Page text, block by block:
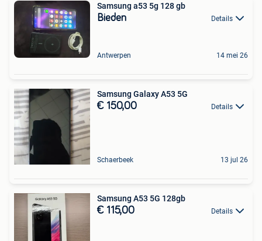
Samsung a53 5g 128 gb
Bieden Details
Antwerpen 14 mei 26
Samsung Galaxy A53 5G
€ 150,00 Details
Schaerbeek 13 jul 26
Samsung A53 5G 128gb
€ 115,00 Details